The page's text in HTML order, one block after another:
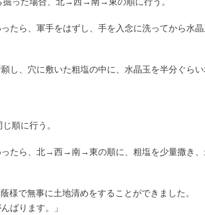
掘った場合、北→西→南→東の順に行う。
たら、軍手をはずし、手を入念に洗ってから水
し、穴に敷いた粗塩の中に、水晶玉を半分ぐら
順に行う。
ったら、北→西→南→東の順に、粗塩を少量撒き
様で無事に土地清めをすることができました。
ばります。」